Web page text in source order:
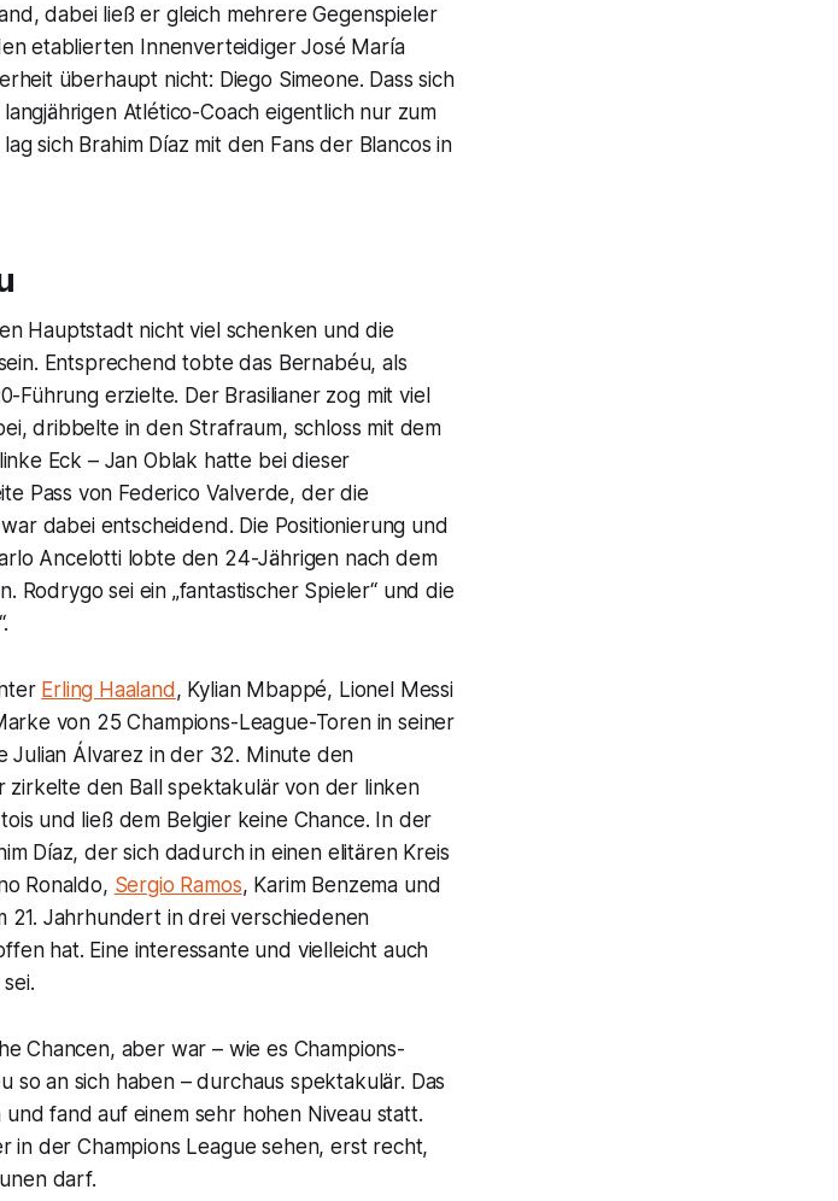
dabei ließ er gleich mehrere Gegenspieler
etablierten Innenverteidiger José María
überhaupt nicht: Diego Simeone. Dass sich
Atlético-Coach eigentlich nur zum
sich Brahim Díaz mit den Fans der Blancos in
Hauptstadt nicht viel schenken und die
Entsprechend tobte das Bernabéu, als
Führung erzielte. Der Brasilianer zog mit viel
dribbelte in den Strafraum, schloss mit dem
Eck – Jan Oblak hatte bei dieser
Pass von Federico Valverde, der die
dabei entscheidend. Die Positionierung und
Ancelotti lobte den 24-Jährigen nach dem
Rodrygo sei ein „fantastischer Spieler“ und die
Erling Haaland, Kylian Mbappé, Lionel Messi
von 25 Champions-League-Toren in seiner
Julian Álvarez in der 32. Minute den
den Ball spektakulär von der linken
und ließ dem Belgier keine Chance. In der
Díaz, der sich dadurch in einen elitären Kreis
Ronaldo, Sergio Ramos, Karim Benzema und
Jahrhundert in drei verschiedenen
hat. Eine interessante und vielleicht auch
Chancen, aber war – wie es Champions-
so an sich haben – durchaus spektakulär. Das
fand auf einem sehr hohen Niveau statt.
in der Champions League sehen, erst recht,
darf.